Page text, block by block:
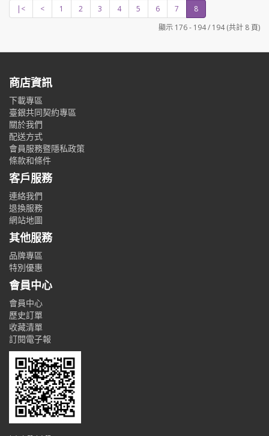
|< < 1 2 3 4 5 6 7
8
顯示 176 - 194 / 194 (共計 8 頁)
商店資訊
下載專區
臺銀共同契約專區
關於我們
配送方式
會員服務暨隱私政策
條款和條件
客戶服務
連絡我們
退換服務
網站地圖
其他服務
品牌專區
特別優惠
會員中心
會員中心
歷史訂單
收藏清單
訂閱電子報